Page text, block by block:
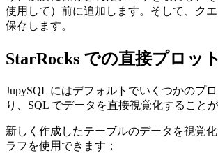
使用して）前に追加します。そして、ク
保存します。
StarRocks での直接プロット
JupySQL にはデフォルトでいくつかのプ
り、SQL でデータを直接視覚化することが
新しく作成したテーブルのデータを視覚
ラフを使用できます：